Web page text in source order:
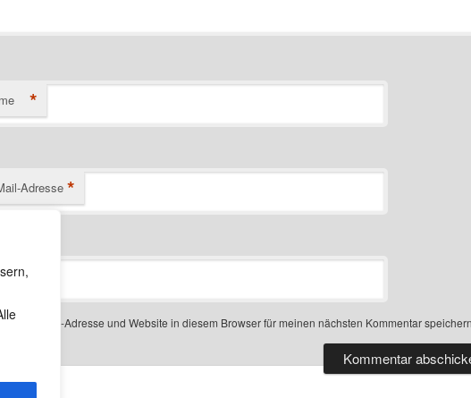
*
Adresse *
E-Mail-Adresse und Website in diesem Browser für meinen nächsten Kommentar